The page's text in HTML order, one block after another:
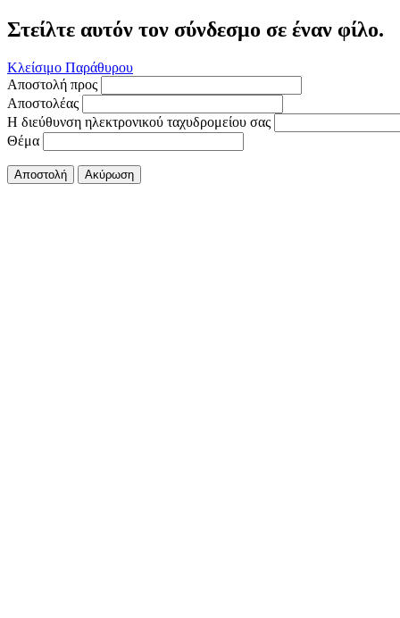
Στείλτε αυτόν τον σύνδεσμο σε έναν φίλο.
Κλείσιμο Παράθυρου
Αποστολή προς
Αποστολέας
Η διεύθυνση ηλεκτρονικού ταχυδρομείου σας
Θέμα
Αποστολή Ακύρωση